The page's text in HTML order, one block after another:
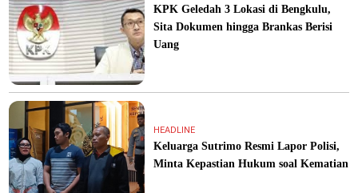
KPK Geledah 3 Lokasi di Bengkulu,
Sita Dokumen hingga Brankas Berisi
Uang
HEADLINE
Keluarga Sutrimo Resmi Lapor Polisi,
Minta Kepastian Hukum soal Kematian